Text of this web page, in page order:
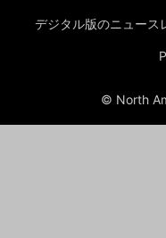
デジタル版のニュース
© North